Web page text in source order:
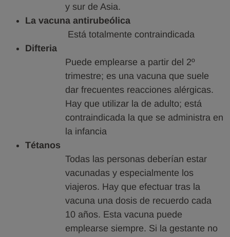
y sur de Asia.
La vacuna antirubeólica
Está totalmente contraindicada
Difteria
Puede emplearse a partir del 2º
trimestre; es una vacuna que suele
dar frecuentes reacciones alérgicas.
Hay que utilizar la de adulto; está
contraindicada la que se administra en
la infancia
Tétanos
Todas las personas deberían estar
vacunadas y especialmente los
viajeros. Hay que efectuar tras la
vacuna una dosis de recuerdo cada
10 años. Esta vacuna puede
emplearse siempre. Si la gestante no